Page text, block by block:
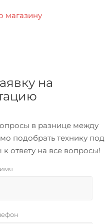
магазину
на
в разнице между
подобрать технику под
ответу на все вопросы!